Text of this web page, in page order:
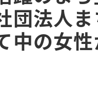
団法人
中の女